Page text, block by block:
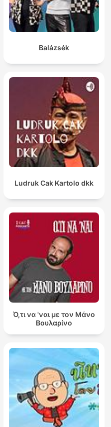
Balázsék
Ludruk Cak Kartolo dkk
Ό,τι να 'ναι με τον Μάνο
Βουλαρίνο